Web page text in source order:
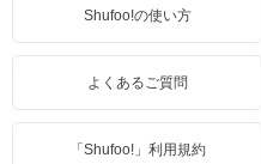
Shufoo!の使い方
よくあるご質問
「Shufoo!」利用規約